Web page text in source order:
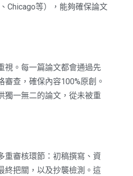
Chicago等），能夠確保論文
視。每一篇論文都會通過先
查，確保內容100%原創。
獨一無二的論文，從未被重
重審核環節：初稿撰寫、資
終把關，以及抄襲檢測。這